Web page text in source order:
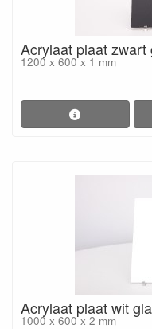
Acrylaat plaat zwart
1200 x 600 x 1 mm
Acrylaat plaat wit
1000 x 600 x 2 mm